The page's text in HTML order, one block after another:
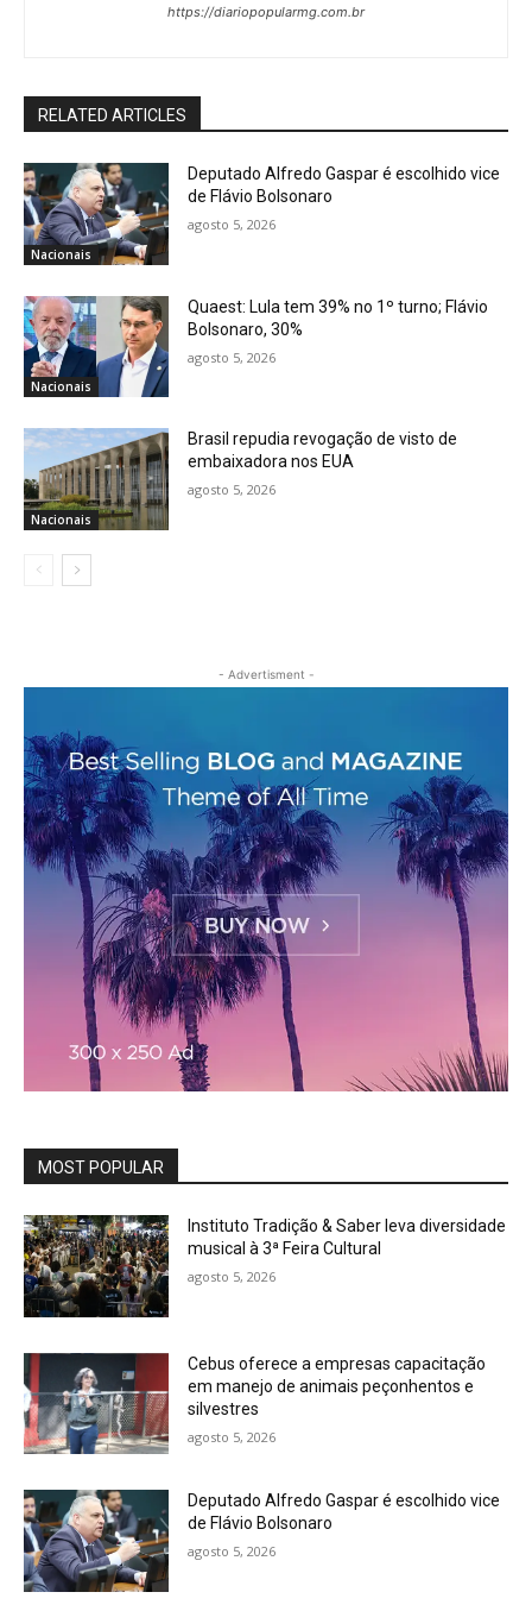
https://diariopopularmg.com.br
RELATED ARTICLES
Nacionais
Deputado Alfredo Gaspar é escolhido vice
de Flávio Bolsonaro
agosto 5, 2026
Nacionais
Quaest: Lula tem 39% no 1º turno; Flávio
Bolsonaro, 30%
agosto 5, 2026
Nacionais
Brasil repudia revogação de visto de
embaixadora nos EUA
agosto 5, 2026
- Advertisment -
MOST POPULAR
Instituto Tradição & Saber leva diversidade
musical à 3ª Feira Cultural
agosto 5, 2026
Cebus oferece a empresas capacitação
em manejo de animais peçonhentos e
silvestres
agosto 5, 2026
Deputado Alfredo Gaspar é escolhido vice
de Flávio Bolsonaro
agosto 5, 2026